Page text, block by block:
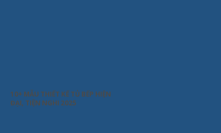
10+ MẪU THIẾT KẾ TỦ BẾP HIỆN
ĐẠI, TIỆN NGHI 2025